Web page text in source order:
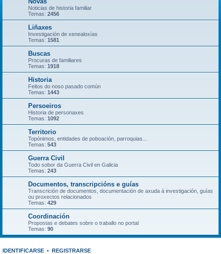
Noticias de historia familiar
Temas: 2456
Liñaxes
Investigación de xenealoxías
Temas: 1581
Buscas
Procuras de familiares
Temas: 1918
Historia
Feitos do noso pasado común
Temas: 1443
Persoeiros
Historia de personaxes
Temas: 1092
Territorio
Topónimos, entidades de poboación, parroquias...
Temas: 543
Guerra Civil
Todo sobor da Guerra Civil en Galicia
Temas: 243
Documentos, transcripcións e guías
Transcrición de documentos, documentación de axuda á investigación, guías
ou proxectos relacionados
Temas: 429
Coordinación
Propostas e debates sobre o traballo no portal
Temas: 90
IDENTIFICARSE • REGISTRARSE